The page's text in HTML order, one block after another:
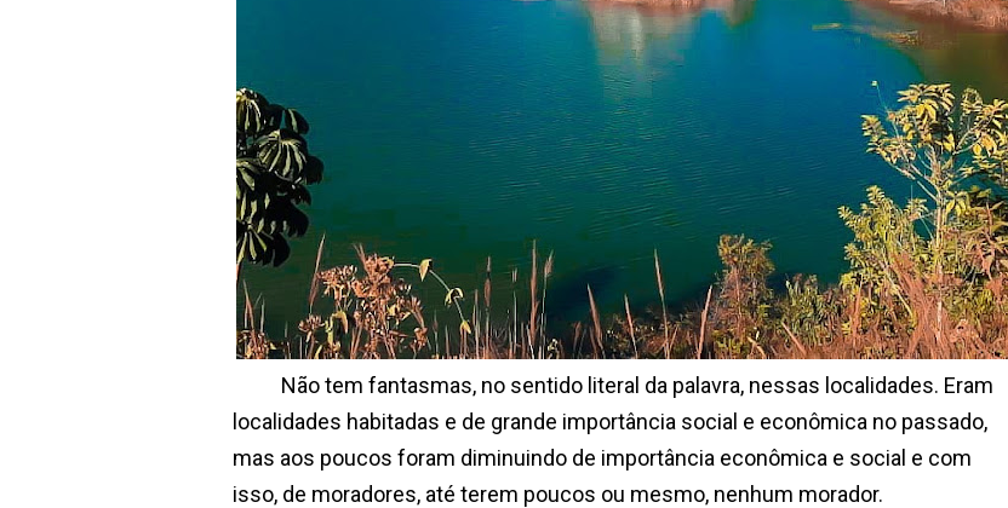
Não tem fantasmas, no sentido literal da palavra, nessas localidades. Eram
localidades habitadas e de grande importância social e econômica no passado,
mas aos poucos foram diminuindo de importância econômica e social e com
isso, de moradores, até terem poucos ou mesmo, nenhum morador.